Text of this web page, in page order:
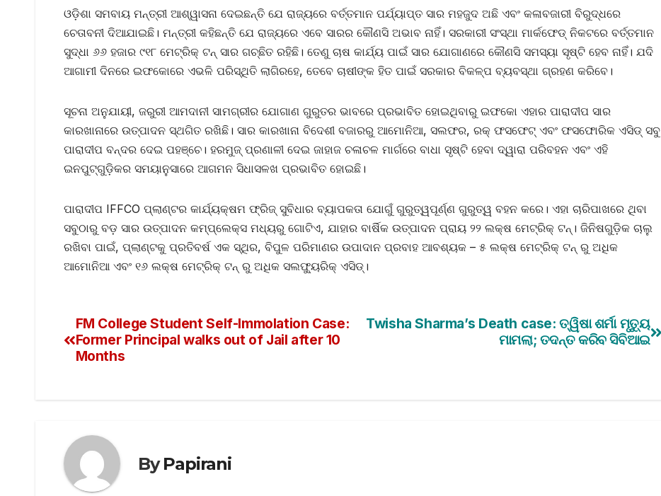
ଓଡ଼ିଶା ସମବାୟ ମନ୍ତ୍ରୀ ଆଶ୍ୱାସନା ଦେଇଛନ୍ତି ଯେ ରାଜ୍ୟରେ ବର୍ତ୍ତମାନ ପର୍ଯ୍ୟାପ୍ତ ସାର ମହଜୁଦ ଅଛି ଏବଂ କଳାବଜାରୀ ବିରୁଦ୍ଧରେ
ଚେତାବନୀ ଦିଆଯାଇଛି। ମନ୍ତ୍ରୀ କହିଛନ୍ତି ଯେ ରାଜ୍ୟରେ ଏବେ ସାରର କୌଣସି ଅଭାବ ନାହିଁ। ସରକାରୀ ସଂସ୍ଥା ମାର୍କଫେଡ୍‌ ନିକଟରେ ବର୍ତ୍ତମାନ
ସୁଦ୍ଧା ୬୬ ହଜାର ୯୧୮ ମେଟ୍ରିକ୍ ଟନ୍ ସାର ଗଚ୍ଛିତ ରହିଛି। ତେଣୁ ଚାଷ କାର୍ଯ୍ୟ ପାଇଁ ସାର ଯୋଗାଣରେ କୌଣସି ସମସ୍ୟା ସୃଷ୍ଟି ହେବ ନାହିଁ। ଯଦି
ଆଗାମୀ ଦିନରେ ଇଫକୋରେ ଏଭଳି ପରିସ୍ଥିତି ଲାଗିରହେ, ତେବେ ଚାଷୀଙ୍କ ହିତ ପାଇଁ ସରକାର ବିକଳ୍ପ ବ୍ୟବସ୍ଥା ଗ୍ରହଣ କରିବେ।
ସୂଚନା ଅନୁଯାୟୀ, ଜରୁରୀ ଆମଦାନୀ ସାମଗ୍ରୀର ଯୋଗାଣ ଗୁରୁତର ଭାବରେ ପ୍ରଭାବିତ ହୋଇଥିବାରୁ ଇଫକୋ ଏହାର ପାରାଦୀପ ସାର
କାରଖାନାରେ ଉତ୍ପାଦନ ସ୍ଥଗିତ ରଖିଛି। ସାର କାରଖାନା ବିଦେଶୀ ବଜାରରୁ ଆମୋନିଆ, ସଲଫର, ରକ୍ ଫସଫେଟ୍ ଏବଂ ଫସଫୋରିକ ଏସିଡ୍ ସବୁ
ପାରାଦୀପ ବନ୍ଦର ଦେଇ ପହଞ୍ଚେ। ହରମୁଜ୍ ପ୍ରଣାଳୀ ଦେଇ ଜାହାଜ ଚଳାଚଳ ମାର୍ଗରେ ବାଧା ସୃଷ୍ଟି ହେବା ଦ୍ୱାରା ପରିବହନ ଏବଂ ଏହି
ଇନପୁଟ୍‌ଗୁଡ଼ିକର ସମୟାନୁସାରେ ଆଗମନ ସିଧାସଳଖ ପ୍ରଭାବିତ ହୋଇଛି।
ପାରାଦୀପ IFFCO ପ୍ଲାଣ୍ଟର କାର୍ଯ୍ୟକ୍ଷମ ଫ୍ରିଜ୍ ସୁବିଧାର ବ୍ୟାପକତା ଯୋଗୁଁ ଗୁରୁତ୍ୱପୂର୍ଣ୍ଣ ଗୁରୁତ୍ୱ ବହନ କରେ। ଏହା ଚାରିପାଖରେ ଥିବା
ସବୁଠାରୁ ବଡ଼ ସାର ଉତ୍ପାଦନ କମ୍ପ୍ଲେକ୍ସ ମଧ୍ୟରୁ ଗୋଟିଏ, ଯାହାର ବାର୍ଷିକ ଉତ୍ପାଦନ ପ୍ରାୟ ୨୨ ଲକ୍ଷ ମେଟ୍ରିକ୍ ଟନ୍। ଜିନିଷଗୁଡ଼ିକ ଚାଲୁ
ରଖିବା ପାଇଁ, ପ୍ଲାଣ୍ଟକୁ ପ୍ରତିବର୍ଷ ଏକ ସ୍ଥିର, ବିପୁଳ ପରିମାଣର ଉପାଦାନ ପ୍ରବାହ ଆବଶ୍ୟକ – ୫ ଲକ୍ଷ ମେଟ୍ରିକ୍ ଟନ୍ ରୁ ଅଧିକ
ଆମୋନିଆ ଏବଂ ୧୬ ଲକ୍ଷ ମେଟ୍ରିକ୍ ଟନ୍ ରୁ ଅଧିକ ସଲଫ୍ୟୁରିକ୍ ଏସିଡ୍।
Twisha Sharma’s Death case: ତ୍ୱିଷା ଶର୍ମା ମୃତ୍ୟୁ
ମାମଲା; ତଦନ୍ତ କରିବ ସିବିଆଇ
FM College Student Self-Immolation Case:
Former Principal walks out of Jail after 10
Months
ByPapirani